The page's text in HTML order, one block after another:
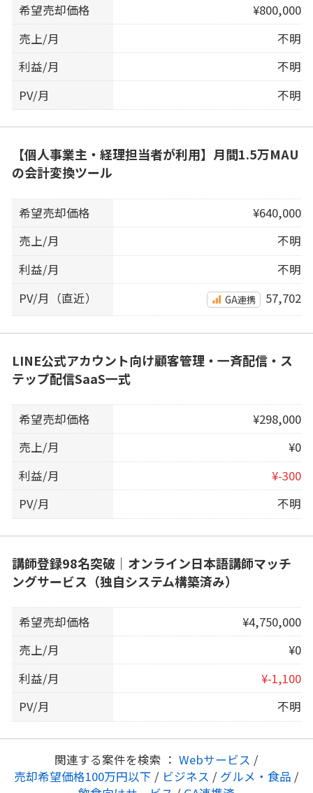
希望売却価格
¥800,000
売上/月
不明
利益/月
不明
PV/月
不明
【個人事業主・経理担当者が利用】月間1.5万MAU
の会計変換ツール
希望売却価格
¥640,000
売上/月
不明
利益/月
不明
PV/月（直近）
GA連携 57,702
LINE公式アカウント向け顧客管理・一斉配信・ス
テップ配信SaaS一式
希望売却価格
¥298,000
売上/月
¥0
利益/月
¥-300
PV/月
不明
講師登録98名突破｜オンライン日本語講師マッチ
ングサービス（独自システム構築済み）
希望売却価格
¥4,750,000
売上/月
¥0
利益/月
¥-1,100
PV/月
不明
関連する案件を検索 ： Webサービス /
売却希望価格100万円以下 / ビジネス / グルメ・食品 /